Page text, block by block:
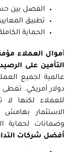
الفصل بين
تطبيق
الحماية
أموال العملاء
التأمين على
دولار أمريكي. تغطى
للعملاء لكنها لا
الاستثمار
وضمانات لحماية
أفضل شركات